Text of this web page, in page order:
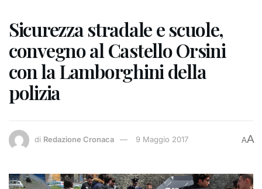
Sicurezza stradale e scuole,
convegno al Castello Orsini
con la Lamborghini della
polizia
di Redazione Cronaca 9 Maggio 2017 AA